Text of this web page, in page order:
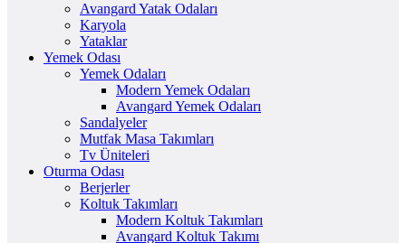
Avangard Yatak Odaları
Karyola
Yataklar
Yemek Odası
Yemek Odaları
Modern Yemek Odaları
Avangard Yemek Odaları
Sandalyeler
Mutfak Masa Takımları
Tv Üniteleri
Oturma Odası
Berjerler
Koltuk Takımları
Modern Koltuk Takımları
Avangard Koltuk Takımı